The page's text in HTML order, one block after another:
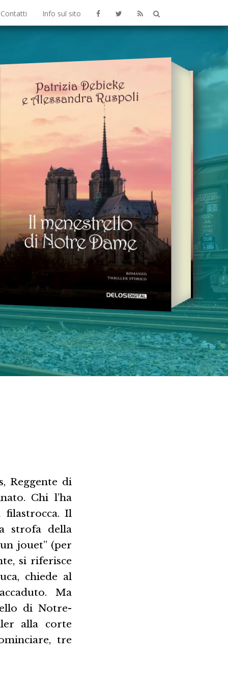
Contatti Info sul sito
Reggente di
Chi l’ha
filastrocca. Il
strofa della
jouet” (per
si riferisce
chiede al
Ma
di Notre-
alla corte
tre